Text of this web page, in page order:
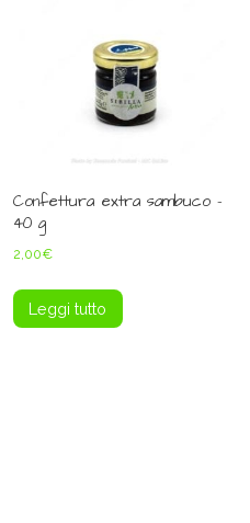
Confettura extra sambuco –
40 g
2,00€
Leggi tutto